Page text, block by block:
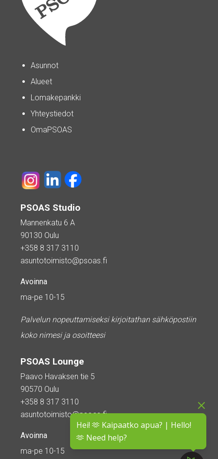
Hei! 🫶 Kaipaatko apua? | Hello!
🫶 Need help?
Asunnot
Alueet
Lomakepankki
Yhteystiedot
OmaPSOAS
PSOAS Studio
Mannenkatu 6 A
90130 Oulu
+358 8 317 3110
asuntotoimisto@psoas.fi
Avoinna
ma-pe 10-15
Palvelun nopeuttamiseksi kirjoitathan sähköpostiin
koko nimesi ja osoitteesi
PSOAS Lounge
Paavo Havaksen tie 5
90570 Oulu
+358 8 317 3110
asuntotoimisto@psoas.fi
Avoinna
ma-pe 10-15